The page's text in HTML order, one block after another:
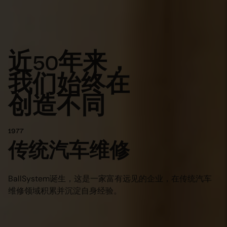
近50年来，
我们始终在
创造不同
1977
传统汽车维修
BallSystem诞生，这是一家富有远见的企业，在传统汽车
维修领域积累并沉淀自身经验。